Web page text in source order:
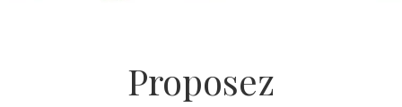
​Proposez